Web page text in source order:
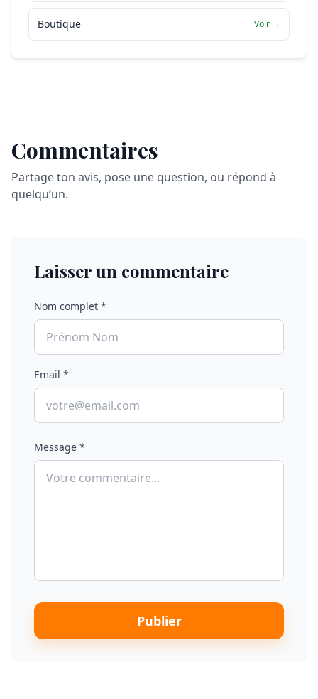
Boutique Voir →
Commentaires
Partage ton avis, pose une question, ou répond à
quelqu’un.
Laisser un commentaire
Nom complet *
Email *
Message *
Publier